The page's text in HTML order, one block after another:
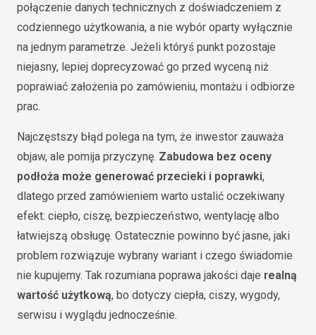
połączenie danych technicznych z doświadczeniem z
codziennego użytkowania, a nie wybór oparty wyłącznie
na jednym parametrze. Jeżeli któryś punkt pozostaje
niejasny, lepiej doprecyzować go przed wyceną niż
poprawiać założenia po zamówieniu, montażu i odbiorze
prac.
Najczęstszy błąd polega na tym, że inwestor zauważa
objaw, ale pomija przyczynę. Zabudowa bez oceny
podłoża może generować przecieki i poprawki,
dlatego przed zamówieniem warto ustalić oczekiwany
efekt: ciepło, ciszę, bezpieczeństwo, wentylację albo
łatwiejszą obsługę. Ostatecznie powinno być jasne, jaki
problem rozwiązuje wybrany wariant i czego świadomie
nie kupujemy. Tak rozumiana poprawa jakości daje realną
wartość użytkową, bo dotyczy ciepła, ciszy, wygody,
serwisu i wyglądu jednocześnie.